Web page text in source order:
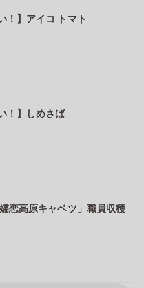
！】アイコ トマト
！】しめさば
恋高原キャベツ」職員収穫